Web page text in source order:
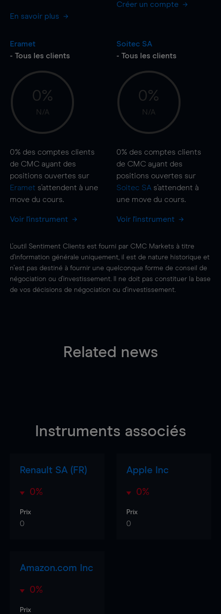
En savoir plus
Créer un compte
Eramet
- Tous les clients
0%
N/A
0% des comptes clients
de CMC ayant des
positions ouvertes sur
Eramet s'attendent à une
move du cours.
Voir l'instrument
Soitec SA
- Tous les clients
0%
N/A
0% des comptes clients
de CMC ayant des
positions ouvertes sur
Soitec SA s'attendent à
une move du cours.
Voir l'instrument
L'outil Sentiment Clients est fourni par CMC Markets à titre
d'information générale uniquement, il est de nature historique et
n'est pas destiné à fournir une quelconque forme de conseil de
négociation ou d'investissement. Il ne doit pas constituer la base
de vos décisions de négociation ou d'investissement.
Related news
Instruments associés
Renault SA (FR)
0%
Prix
0
Apple Inc
0%
Prix
0
Amazon.com Inc
0%
Prix